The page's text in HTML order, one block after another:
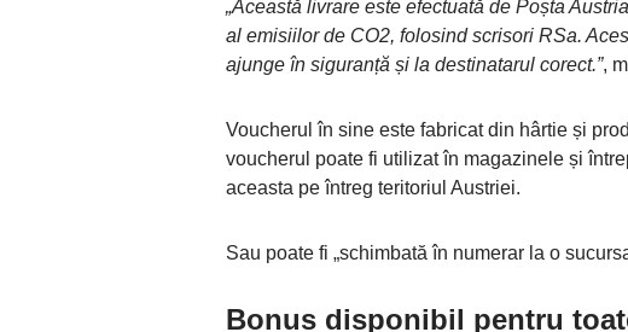
„Această livrare este efectuată de Poșta
al emisiilor de CO2, folosind scrisori RSa.
ajunge în siguranță și la destinatarul corect.”,
Voucherul în sine este fabricat din hârtie și
voucherul poate fi utilizat în magazinele și
aceasta pe întreg teritoriul Austriei.
Sau poate fi „schimbată în numerar la o
Bonus disponibil pentru